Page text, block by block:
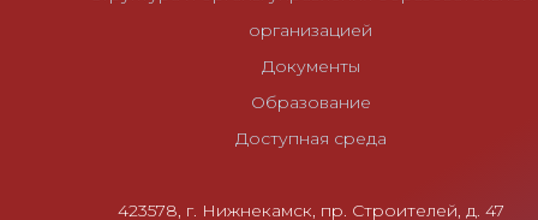
п
с
организацией
Документы
Образование
Доступная среда
423578, г. Нижнекамск, пр. Строителей, д. 47